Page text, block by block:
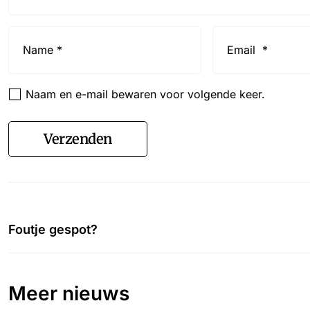
Naam en e-mail bewaren voor volgende keer.
Verzenden
Foutje gespot?
Meer nieuws